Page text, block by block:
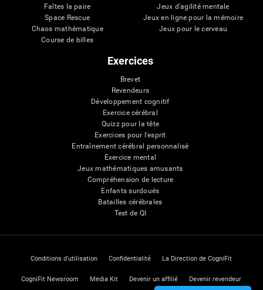
Faîtes la paire
Space Rescue
Chaos mathématique
Course de billes
Jeux d'agilité mentale
Jeux en ligne pour la mémoire
Jeux pour le cerveau
Exercices
Brevet
Revendeurs
Développement cognitif
Exercice cérébral
Quizz pour la tête
Exercices pour l'esprit
Entraînement cérébral personnalisé
Exercice mental
Jeux mathématiques amusants
Compréhension de lecture
Enfants surdoués
Batailles cérébrales
Test de QI
Conditions d'utilisation Confidentialité La Direction de CogniFit
CogniFit Newsroom Media Kit Devenir un affilié Devenir revendeur